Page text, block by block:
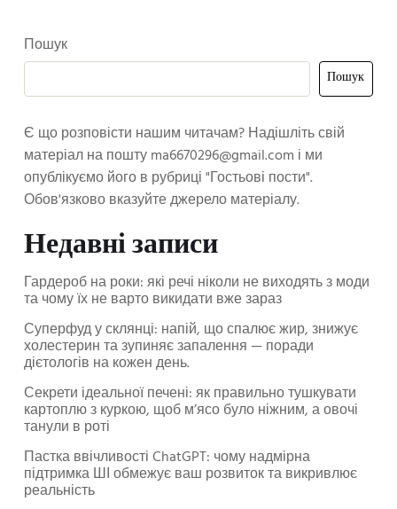
Пошук
Пошук
Є що розповісти нашим читачам? Надішліть свій
матеріал на поштуma6670296@gmail.com і ми
опублікуємо його в рубриці "Гостьові пости".
Обов'язково вказуйте джерело матеріалу.
Недавні записи
Гардероб на роки: які речі ніколи не виходять з моди
та чому їх не варто викидати вже зараз
Суперфуд у склянці: напій, що спалює жир, знижує
холестерин та зупиняє запалення — поради
дієтологів на кожен день.
Секрети ідеальної печені: як правильно тушкувати
картоплю з куркою, щоб м’ясо було ніжним, а овочі
танули в роті
Пастка ввічливості ChatGPT: чому надмірна
підтримка ШІ обмежує ваш розвиток та викривлює
реальність